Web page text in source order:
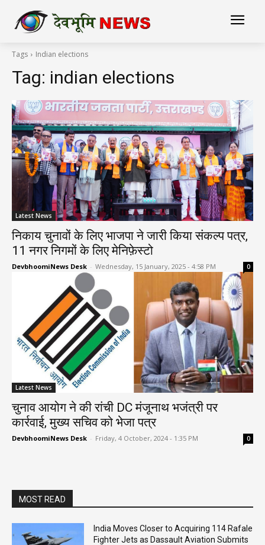
Tags Indian elections
Tag: indian elections
Latest News
निकाय चुनावों के लिए भाजपा ने जारी किया संकल्प पत्र,
11 नगर निगमों के लिए मेनिफ़ेस्टो
DevbhoomiNews Desk - Wednesday, 15 January, 2025 - 4:58 PM 0
Latest News
चुनाव आयोग ने की रांची DC मंजूनाथ भजंत्री पर
कार्रवाई, मुख्य सचिव को भेजा पत्र
DevbhoomiNews Desk - Friday, 4 October, 2024 - 1:35 PM 0
MOST READ
India Moves Closer to Acquiring 114 Rafale
Fighter Jets as Dassault Aviation Submits